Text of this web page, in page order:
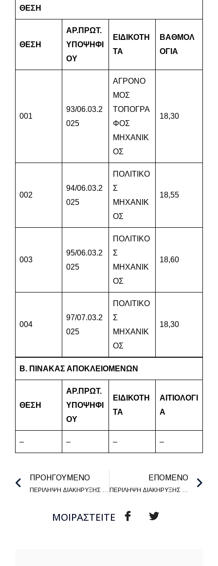
ΘΕΣΗ
ΘΕΣΗ
ΑΡ.ΠΡΩΤ.
ΥΠΟΨΗΦΙ
ΟΥ
ΕΙΔΙΚΟΤΗ
ΤΑ
ΒΑΘΜΟΛ
ΟΓΙΑ
001
93/06.03.2
025
ΑΓΡΟΝΟ
ΜΟΣ
ΤΟΠΟΓΡΑ
ΦΟΣ
ΜΗΧΑΝΙΚ
ΟΣ
18,30
002
94/06.03.2
025
ΠΟΛΙΤΙΚΟ
Σ
ΜΗΧΑΝΙΚ
ΟΣ
18,55
003
95/06.03.2
025
ΠΟΛΙΤΙΚΟ
Σ
ΜΗΧΑΝΙΚ
ΟΣ
18,60
004
97/07.03.2
025
ΠΟΛΙΤΙΚΟ
Σ
ΜΗΧΑΝΙΚ
ΟΣ
18,30
Β. ΠΙΝΑΚΑΣ ΑΠΟΚΛΕΙΟΜΕΝΩΝ
ΘΕΣΗ
ΑΡ.ΠΡΩΤ.
ΥΠΟΨΗΦΙ
ΟΥ
ΕΙΔΙΚΟΤΗ
ΤΑ
ΑΙΤΙΟΛΟΓΙ
Α
– – – –
ΠΡΟΗΓΟΥΜΕΝΟ
ΠΕΡΙΛΗΨΗ ΔΙΑΚΗΡΥΞΗΣ ΑΝΟΙΚΤΗΣ ΔΙΑΔΙΚΑΣΙΑΣ (ΚΑΤΩ ΤΩΝ ΟΡΙΩΝ)ΜΕΣΩ ΤΟΥ ΕΘΝΙΚΟΥ ΣΥΣΤΗΜΑΤΟΣΗΛΕΚΤΡΟΝΙΚΩΝ ΔΗΜΟΣΙΩΝ ΣΥΜΒΑΣΕΩΝ (Ε.Σ.Η.ΔΗ.Σ)
ΕΠΟΜΕΝΟ
ΠΕΡΙΛΗΨΗ ΔΙΑΚΗΡΥΞΗΣ ΔΙΕΘΝΗ ΔΗΜΟΣΙΟΥ ΑΝΟΙΚΤΟΥ ΗΛΕΚΤΡΟΝΙΚΟΥ ΔΙΑΓΩΝΙΣΜΟΥ ΑΝΩ ΤΩΝ ΟΡΙΩΝ για την «ΠΡΟΜΗΘΕΙΑ ΣΥΝΘΕΤΙΚΟΥ ΧΛΟΟΤΑΠΗΤΑ ΓΗΠΕΔΟΥ ΠΟΔΟΣΦΑΙΡΟΥ ΣΤΟ ΑΘΛΗΤΙΚΟ ΚΕΝΤΡΟ ΑΛΣΟΣ ΒΕΙΚΟΥ ΔΗΜΟΥ ΓΑΛΑΤΣΙΟΥ»
ΜΟΙΡΑΣΤΕΙΤΕ